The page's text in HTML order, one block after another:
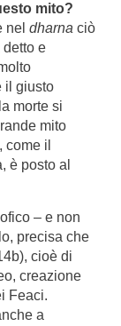
mito?
nel dharna ciò
e
il giusto
morte si
mito
, come il
è posto al
– e non
precisa che
cioè di
creazione
Feaci.
a